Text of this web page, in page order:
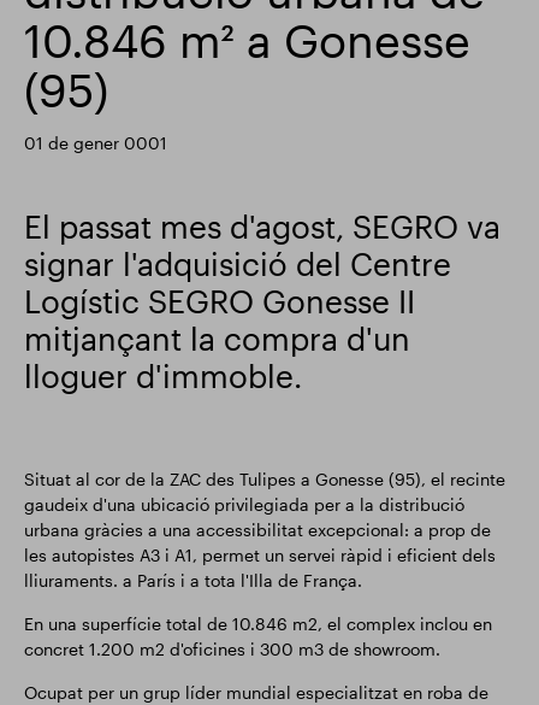
Actualització comercial Smart Park
10.846 m² a Gonesse
(95)
01 de gener 0001
El passat mes d'agost, SEGRO va
signar l'adquisició del Centre
Logístic SEGRO Gonesse II
mitjançant la compra d'un
lloguer d'immoble.
Situat al cor de la ZAC des Tulipes a Gonesse (95), el recinte
gaudeix d'una ubicació privilegiada per a la distribució
urbana gràcies a una accessibilitat excepcional: a prop de
les autopistes A3 i A1, permet un servei ràpid i eficient dels
lliuraments. a París i a tota l'Illa de França.
En una superfície total de 10.846 m2, el complex inclou en
concret 1.200 m2 d'oficines i 300 m3 de showroom.
Ocupat per un grup líder mundial especialitzat en roba de